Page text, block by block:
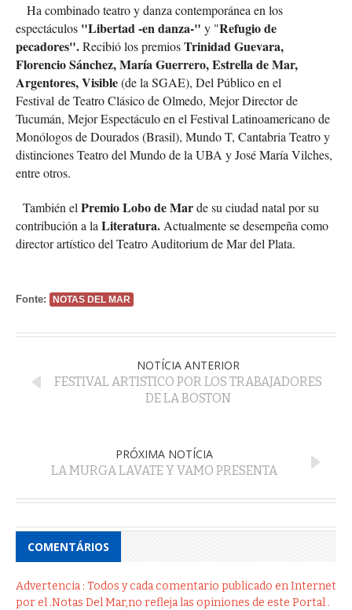
Ha combinado teatro y danza contemporánea en los
espectáculos "Libertad -en danza-" y "Refugio de
pecadores".Recibió los premiosTrinidad Guevara,
Florencio Sánchez, María Guerrero, Estrella de Mar,
Argentores, Visible(de la SGAE), Del Público en el
Festival de Teatro Clásico de Olmedo, Mejor Director de
Tucumán, Mejor Espectáculo en el Festival Latinoamericano de
Monólogos de Dourados (Brasil), Mundo T, Cantabria Teatro y
distinciones Teatro del Mundo de la UBA y José María Vilches,
entre otros.
También el Premio Lobo de Marde su ciudad natal por su
contribución a la Literatura. Actualmente se desempeña como
director artístico del Teatro Auditorium de Mar del Plata.
Fonte: NOTAS DEL MAR
NOTÍCIA ANTERIOR
FESTIVAL ARTISTICO POR LOS TRABAJADORES
DE LA BOSTON
PRÓXIMA NOTÍCIA
LA MURGA LAVATE Y VAMO PRESENTA
COMENTÁRIOS
Advertencia : Todos y cada comentario publicado en Internet
por el .Notas Del Mar,no refleja las opiniones de este Portal .